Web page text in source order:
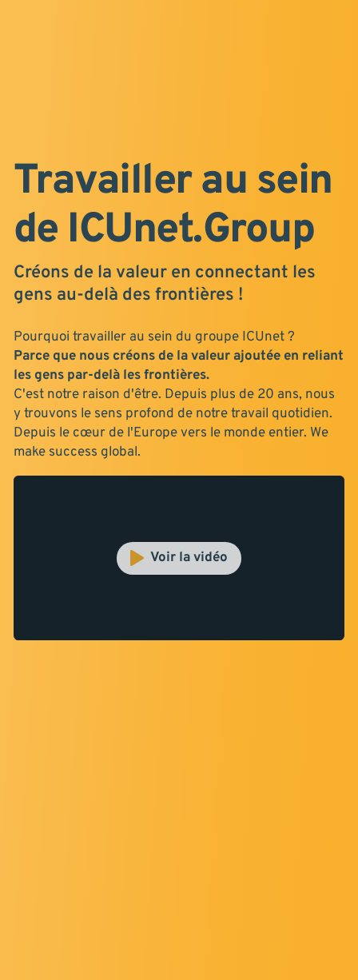
Travailler au sein
de ICUnet.Group
Créons de la valeur en connectant les
gens au-delà des frontières !
Pourquoi travailler au sein du groupe ICUnet ?
Parce que nous créons de la valeur ajoutée en reliant
les gens par-delà les frontières.
C'est notre raison d'être. Depuis plus de 20 ans, nous
y trouvons le sens profond de notre travail quotidien.
Depuis le cœur de l'Europe vers le monde entier. We
make success global.
Voir la vidéo